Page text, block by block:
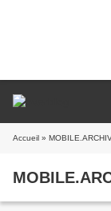
Accueil »